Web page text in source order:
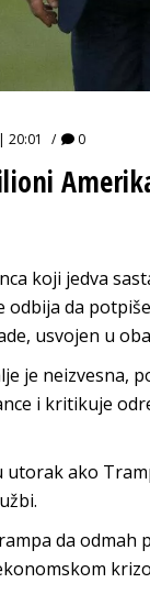
20:01 0
koji jedva
da
usvojen u
je neizvesna,
i kritikuje
utorak ako
da